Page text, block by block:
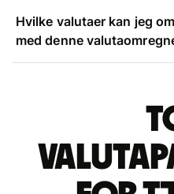
Hvilke valutaer kan jeg
med denne